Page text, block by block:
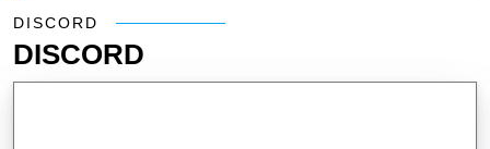
DISCORD
DISCORD